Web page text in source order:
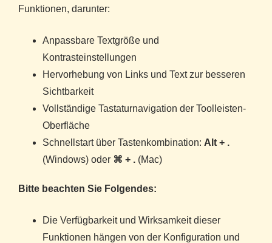
Funktionen, darunter:
Anpassbare Textgröße und
Kontrasteinstellungen
Hervorhebung von Links und Text zur besseren
Sichtbarkeit
Vollständige Tastaturnavigation der Toolleisten-
Oberfläche
Schnellstart über Tastenkombination: Alt + .
(Windows) oder ⌘ + . (Mac)
Bitte beachten Sie Folgendes:
Die Verfügbarkeit und Wirksamkeit dieser
Funktionen hängen von der Konfiguration und